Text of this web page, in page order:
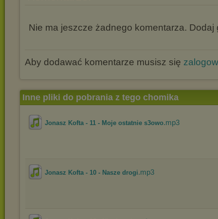
Nie ma jeszcze żadnego komentarza. Dodaj
Aby dodawać komentarze musisz się
Inne pliki do pobrania z tego chomika
Jonasz Kofta - 11 - Moje ostatnie s3owo.mp3
Jonasz Kofta - 10 - Nasze drogi.mp3